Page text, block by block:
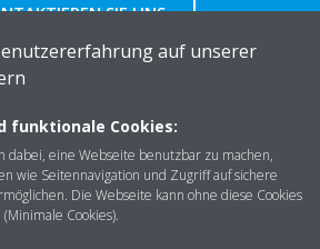
SIE UNS
auf unserer
funktionale Cookies:
dabei, eine Webseite benutzbar zu machen,
wie Seitennavigation und Zugriff auf sichere
Die Webseite kann ohne diese Cookies
Cookies).